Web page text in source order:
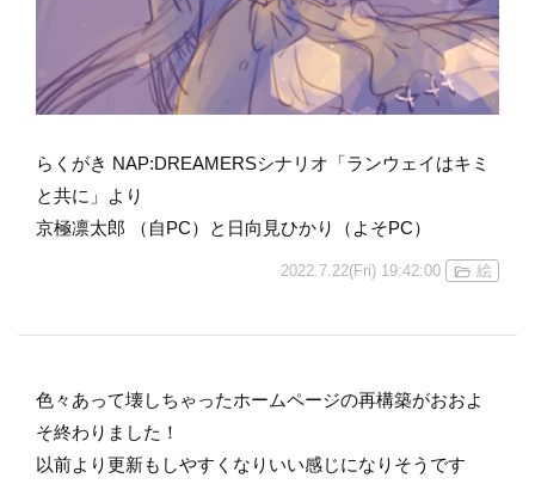
らくがき NAP:DREAMERSシナリオ「ランウェイはキミ
と共に」より
京極凛太郎 （自PC）と日向見ひかり（よそPC）
2022.7.22(Fri) 19:42:00 絵
色々あって壊しちゃったホームページの再構築がおおよ
そ終わりました！
以前より更新もしやすくなりいい感じになりそうです